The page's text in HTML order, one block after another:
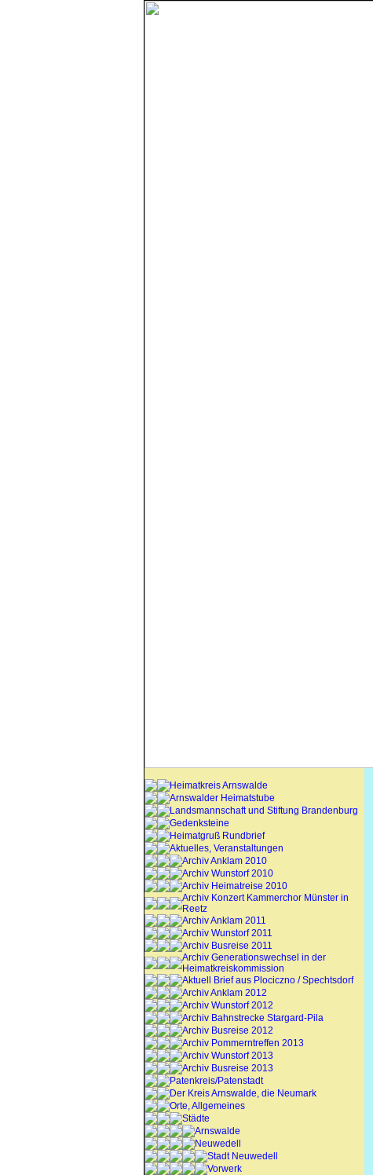
Heimatkreis Arnswalde
Arnswalder Heimatstube
Landsmannschaft und Stiftung Brandenburg
Gedenksteine
Heimatgruß Rundbrief
Aktuelles, Veranstaltungen
Archiv Anklam 2010
Archiv Wunstorf 2010
Archiv Heimatreise 2010
Archiv Konzert Kammerchor Münster in
Reetz
Archiv Anklam 2011
Archiv Wunstorf 2011
Archiv Busreise 2011
Archiv Generationswechsel in der
Heimatkreiskommission
Aktuell Brief aus Plociczno / Spechtsdorf
Archiv Anklam 2012
Archiv Wunstorf 2012
Archiv Bahnstrecke Stargard-Pila
Archiv Busreise 2012
Archiv Pommerntreffen 2013
Archiv Wunstorf 2013
Archiv Busreise 2013
Patenkreis/Patenstadt
Der Kreis Arnswalde, die Neumark
Orte, Allgemeines
Städte
Arnswalde
Neuwedell
Stadt Neuwedell
Vorwerk